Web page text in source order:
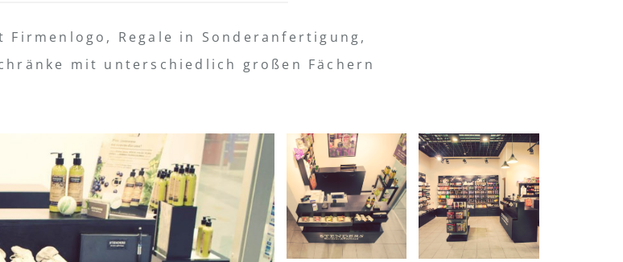
Firmenlogo, Regale in Sonderanfertigung,
mit unterschiedlich großen Fächern